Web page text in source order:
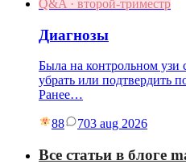
Q&A · второй-триместр
Диагнозы
Была на контрольном узи
убрать или подтвердить
Ранее…
88 703 aug 2026
Все статьи в блоге